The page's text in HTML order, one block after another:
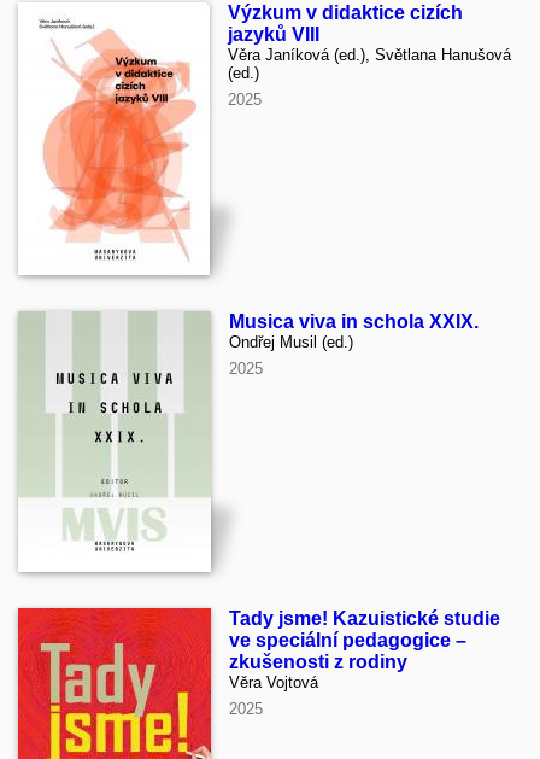
Výzkum v didaktice cizích
jazyků VIII
Věra Janíková (ed.), Světlana Hanušová
(ed.)
2025
Musica viva in schola XXIX.
Ondřej Musil (ed.)
2025
Tady jsme! Kazuistické studie
ve speciální pedagogice –
zkušenosti z rodiny
Věra Vojtová
2025